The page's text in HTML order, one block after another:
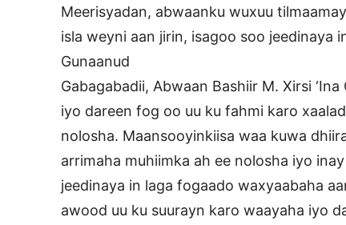
Meerisyadan, abwaanku wuxuu
isla weyni aan jirin, isagoo soo jeedinaya
Gunaanud
Gabagabadii, Abwaan Bashiir M. Xirsi
iyo dareen fog oo uu ku fahmi karo
nolosha. Maansooyinkiisa waa kuwa
arrimaha muhiimka ah ee nolosha iyo
jeedinaya in laga fogaado waxyaabaha
awood uu ku suurayn karo waayaha iyo